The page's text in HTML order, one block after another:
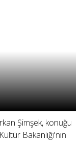
Şimşek, konuğu
Bakanlığı'nın